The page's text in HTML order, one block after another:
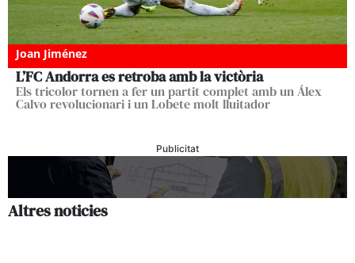
Joan Jiménez
L’FC Andorra es retroba amb la victòria
Els tricolor tornen a fer un partit complet amb un Álex
Calvo revolucionari i un Lobete molt lluitador
Publicitat
Altres noticies